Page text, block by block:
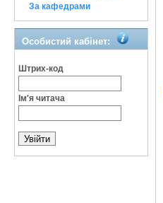
За кафедрами
Особистий кабінет:
Штрих-код
Ім'я читача